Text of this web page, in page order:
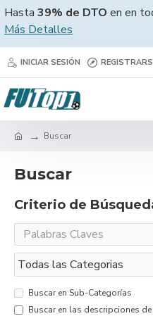
Hasta 39% de DTO en en
Más Detalles
INICIAR SESIÓN
Buscar
Buscar
Criterio de
Buscar en Sub-Categorías
Buscar en las descripciones